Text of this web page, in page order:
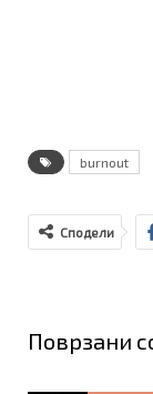
burnout
Сподели
Поврзани